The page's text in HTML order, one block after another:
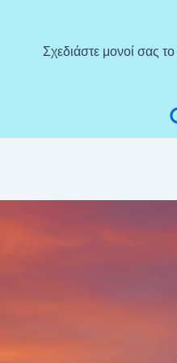
Σχεδιάστε μονοί σας το